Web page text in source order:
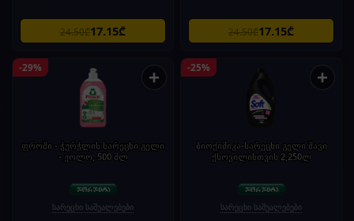
24.50₾17.15₾ 24.50₾17.15₾
-29% +
ფროში - ჭურჭლის სარეცხი გელი
- ჟოლო, 500 მლ
სარეცხი საშუალებები
-25% +
ბიოქიმიკა-სარეცხი გელი შავი
ქსოვილისთვის 2,250ლ
სარეცხი საშუალებები